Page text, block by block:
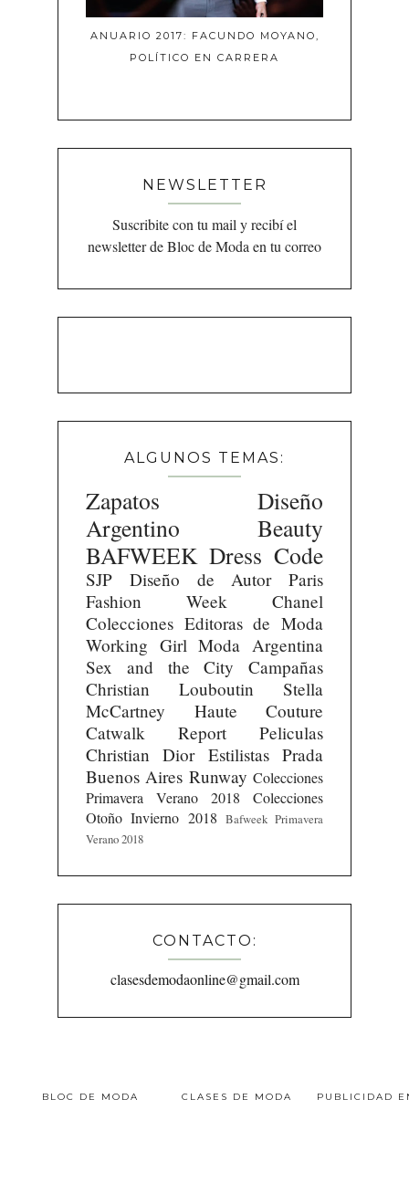
ANUARIO 2017: FACUNDO MOYANO,
POLÍTICO EN CARRERA
NEWSLETTER
Suscribite con tu mail y recibí el
newsletter de Bloc de Moda en tu correo
ALGUNOS TEMAS:
Zapatos
Diseño
Argentino
Beauty
BAFWEEK Dress Code
SJP Diseño de Autor
Paris
Fashion Week
Chanel
Colecciones Editoras de Moda
Working Girl Moda Argentina
Sex and the City
Campañas
Christian Louboutin
Stella
McCartney
Haute Couture
Catwalk Report
Peliculas
Christian Dior Estilistas Prada
Buenos Aires Runway Colecciones
Primavera Verano 2018
Colecciones
Otoño Invierno 2018 Bafweek Primavera
Verano 2018
CONTACTO:
clasesdemodaonline@gmail.com
BLOC DE MODA CLASES DE MODA PUBLICIDAD